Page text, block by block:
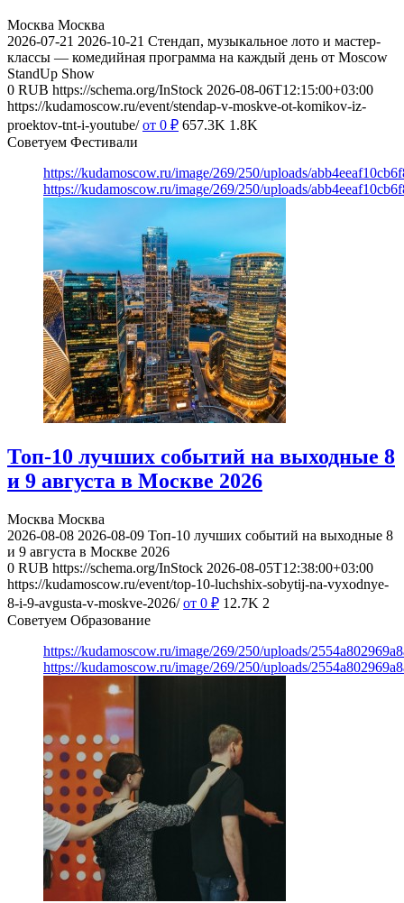
Москва Москва
2026-07-21 2026-10-21 Стендап, музыкальное лото и мастер-
классы — комедийная программа на каждый день от Moscow
StandUp Show
0 RUB https://schema.org/InStock 2026-08-06T12:15:00+03:00
https://kudamoscow.ru/event/stendap-v-moskve-ot-komikov-iz-
proektov-tnt-i-youtube/ от 0 ₽ 657.3K 1.8K
Советуем Фестивали
https://kudamoscow.ru/image/269/250/uploads/
https://kudamoscow.ru/image/269/250/uploads/
Топ-10 лучших событий на выходные 8
и 9 августа в Москве 2026
Москва Москва
2026-08-08 2026-08-09 Топ-10 лучших событий на выходные 8
и 9 августа в Москве 2026
0 RUB https://schema.org/InStock 2026-08-05T12:38:00+03:00
https://kudamoscow.ru/event/top-10-luchshix-sobytij-na-vyxodnye-
8-i-9-avgusta-v-moskve-2026/ от 0 ₽ 12.7K 2
Советуем Образование
https://kudamoscow.ru/image/269/250/uploads/
https://kudamoscow.ru/image/269/250/uploads/